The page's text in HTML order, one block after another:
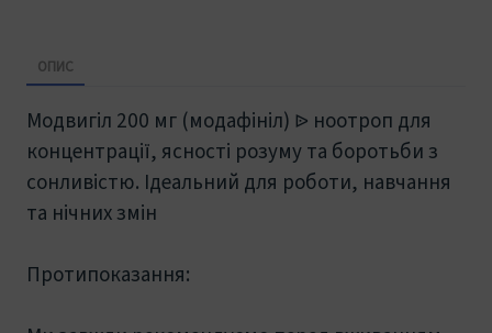
ОПИС
Mодвигіл 200 мг (модафініл) ᐉ ноотроп для
концентрації, ясності розуму та боротьби з
сонливістю. Ідеальний для роботи, навчання
та нічних змін
Протипоказання: